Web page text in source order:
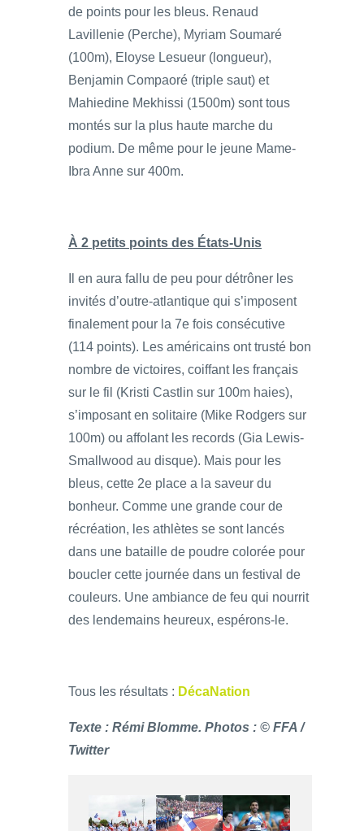
de points pour les bleus. Renaud
Lavillenie (Perche), Myriam Soumaré
(100m), Eloyse Lesueur (longueur),
Benjamin Compaoré (triple saut) et
Mahiedine Mekhissi (1500m) sont tous
montés sur la plus haute marche du
podium. De même pour le jeune Mame-
Ibra Anne sur 400m.
À 2 petits points des États-Unis
Il en aura fallu de peu pour détrôner les
invités d’outre-atlantique qui s’imposent
finalement pour la 7e fois consécutive
(114 points). Les américains ont trusté bon
nombre de victoires, coiffant les français
sur le fil (Kristi Castlin sur 100m haies),
s’imposant en solitaire (Mike Rodgers sur
100m) ou affolant les records (Gia Lewis-
Smallwood au disque). Mais pour les
bleus, cette 2e place a la saveur du
bonheur. Comme une grande cour de
récréation, les athlètes se sont lancés
dans une bataille de poudre colorée pour
boucler cette journée dans un festival de
couleurs. Une ambiance de feu qui nourrit
des lendemains heureux, espérons-le.
Tous les résultats : DécaNation
Texte : Rémi Blomme. Photos : © FFA /
Twitter